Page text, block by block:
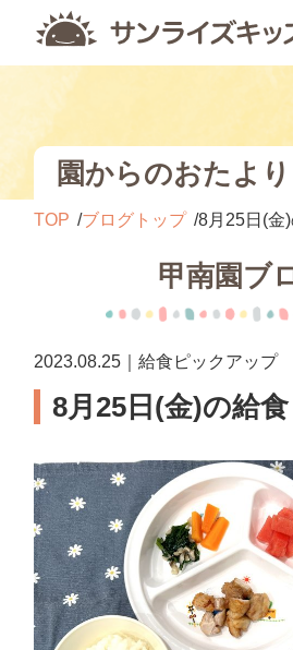
園からのおたより
TOP ブログトップ 8月25日(金
甲南園ブ
2023.08.25｜給食ピックアップ
8月25日(金)の給